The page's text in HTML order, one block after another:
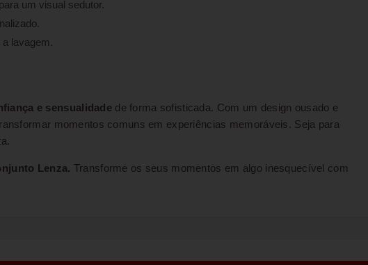
um visual sedutor.
a lavagem.
e sensualidadede forma sofisticada. Com um design ousado e
momentos comuns em experiências memoráveis. Seja para
Lenza. Transforme os seus momentos em algo inesquecível com